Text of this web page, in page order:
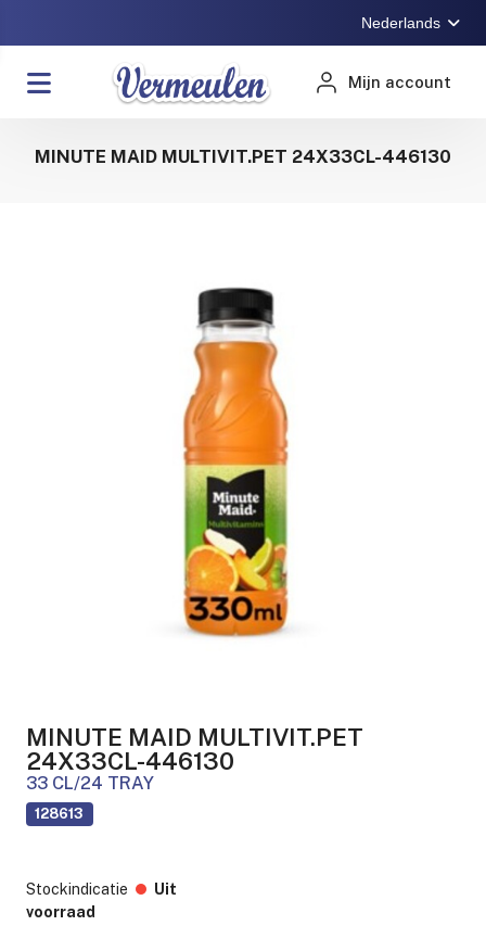
Nederlands
Mijn account
MINUTE MAID MULTIVIT.PET 24X33CL-446130
MINUTE MAID MULTIVIT.PET
24X33CL-446130
33 CL/24 TRAY
128613
Stockindicatie
Uit
voorraad